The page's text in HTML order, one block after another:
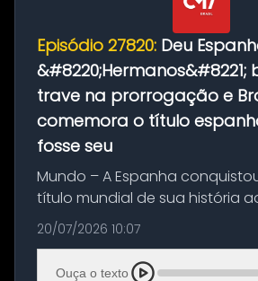
Episódio 27820: Deu
&#8220;Hermanos&#8221;
trave na prorrogação e
comemora o título
fosse seu
Mundo – A Espanha
título mundial de sua história
Argentina por 1 a 0, neste
decisão da Copa do Mundo de
de um duelo sem gols durante o
20/07/2026 10:07
Ouça o texto